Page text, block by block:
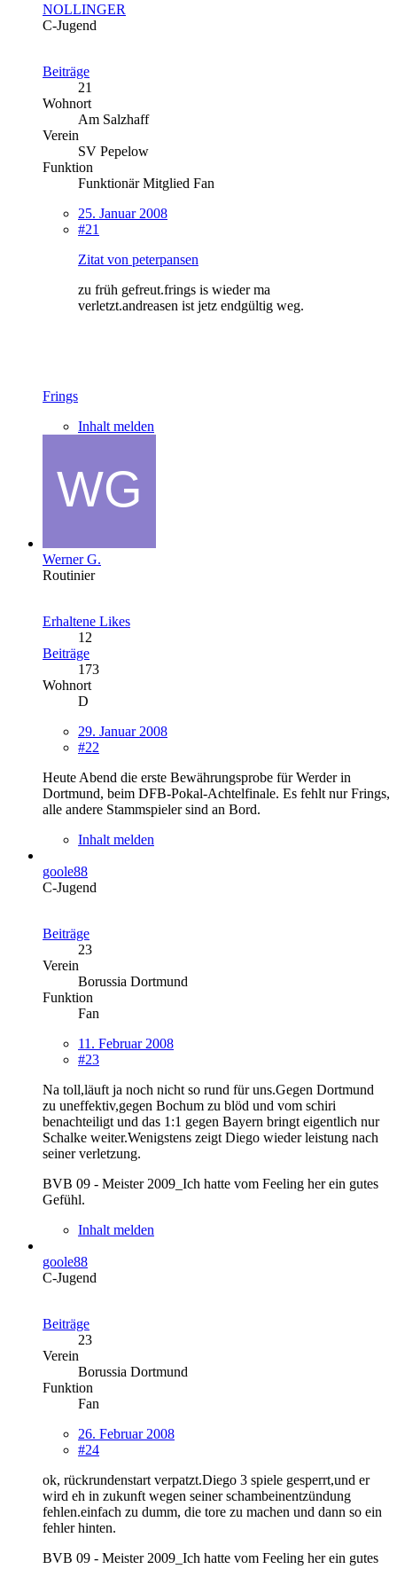
NOLLINGER
C-Jugend
Beiträge
21
Wohnort
Am Salzhaff
Verein
SV Pepelow
Funktion
Funktionär Mitglied Fan
25. Januar 2008
#21
Zitat von peterpansen
zu früh gefreut.frings is wieder ma
verletzt.andreasen ist jetz endgültig weg.
Frings
Inhalt melden
Werner G.
Routinier
Erhaltene Likes
12
Beiträge
173
Wohnort
D
29. Januar 2008
#22
Heute Abend die erste Bewährungsprobe für Werder in
Dortmund, beim DFB-Pokal-Achtelfinale. Es fehlt nur Frings,
alle andere Stammspieler sind an Bord.
Inhalt melden
goole88
C-Jugend
Beiträge
23
Verein
Borussia Dortmund
Funktion
Fan
11. Februar 2008
#23
Na toll,läuft ja noch nicht so rund für uns.Gegen Dortmund
zu uneffektiv,gegen Bochum zu blöd und vom schiri
benachteiligt und das 1:1 gegen Bayern bringt eigentlich nur
Schalke weiter.Wenigstens zeigt Diego wieder leistung nach
seiner verletzung.
BVB 09 - Meister 2009_Ich hatte vom Feeling her ein gutes
Gefühl.
Inhalt melden
goole88
C-Jugend
Beiträge
23
Verein
Borussia Dortmund
Funktion
Fan
26. Februar 2008
#24
ok, rückrundenstart verpatzt.Diego 3 spiele gesperrt,und er
wird eh in zukunft wegen seiner schambeinentzündung
fehlen.einfach zu dumm, die tore zu machen und dann so ein
fehler hinten.
BVB 09 - Meister 2009_Ich hatte vom Feeling her ein gutes